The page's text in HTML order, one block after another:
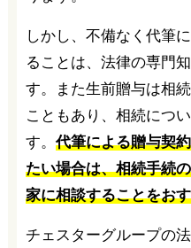
しかし、不備なく代筆
ることは、法律の専門
す。また生前贈与は相
こともあり、相続につ
す。 代筆による贈与契
たい場合は、相続手続
家に相談することをお
チェスターグループの